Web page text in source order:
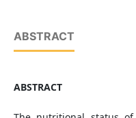
ABSTRACT
ABSTRACT